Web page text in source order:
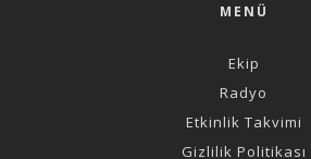
MENÜ
Ekip
Radyo
Etkinlik Takvimi
Gizlilik Politikası